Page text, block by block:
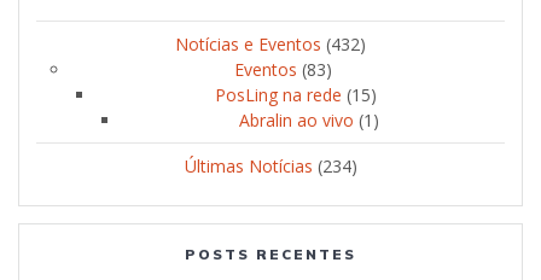
Notícias e Eventos (432)
Eventos (83)
PosLing na rede (15)
Abralin ao vivo (1)
Últimas Notícias (234)
POSTS RECENTES